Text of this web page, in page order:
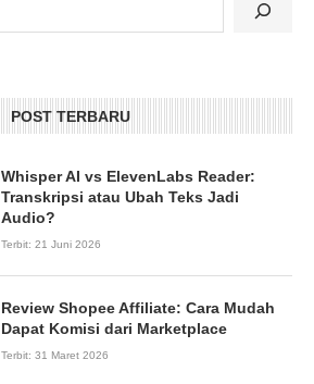
POST TERBARU
Whisper AI vs ElevenLabs Reader:
Transkripsi atau Ubah Teks Jadi
Audio?
Terbit: 21 Juni 2026
Review Shopee Affiliate: Cara Mudah
Dapat Komisi dari Marketplace
Terbit: 31 Maret 2026